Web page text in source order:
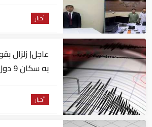
أخبار
أخبار